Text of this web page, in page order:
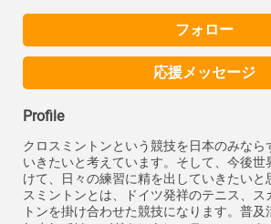
フォロー
応援メッセージ
Profile
クロスミントンという競技を日本のみなら
いきたいと考えています。そして、今後世
けて、日々の練習に精を出していきたいと
スミントンとは、ドイツ発祥のテニス、ス
トンを掛け合わせた競技になります。普及